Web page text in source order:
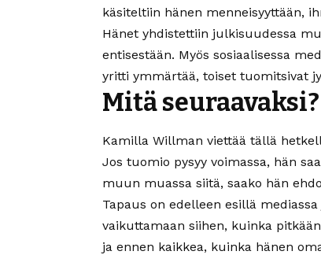
käsiteltiin hänen menneisyyttään,
Hänet yhdistettiin julkisuudessa
entisestään. Myös sosiaalisessa
yritti ymmärtää, toiset tuomitsivat
Mitä seuraavaksi?
Kamilla Willman viettää tällä
Jos tuomio pysyy voimassa, hän
muun muassa siitä, saako hän
Tapaus on edelleen esillä
vaikuttamaan siihen, kuinka
ja ennen kaikkea, kuinka hänen